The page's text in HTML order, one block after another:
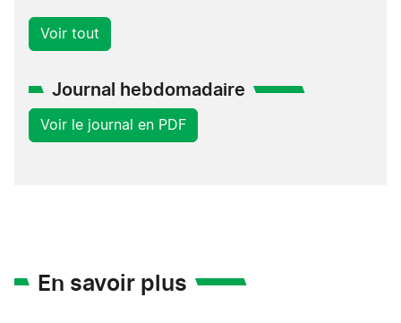
Voir tout
Journal hebdomadaire
Voir le journal en PDF
En savoir plus